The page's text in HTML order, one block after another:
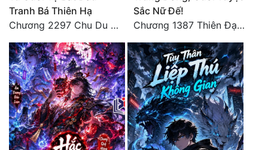
Tranh Bá Thiên Hạ
Chương 2297 Chu Du Du mang thai
Sắc Nữ Đế!
Chương 1387 Thiên Đạo đắc ý